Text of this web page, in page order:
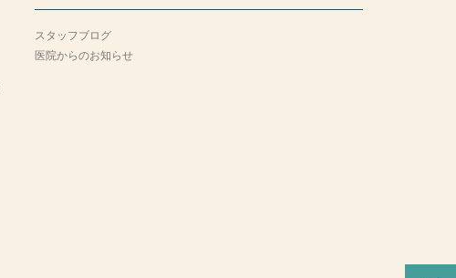
スタッフブログ
医院からのお知らせ